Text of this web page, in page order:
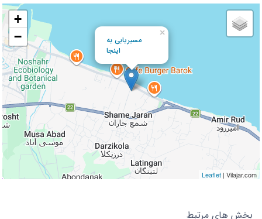
مسیریابی به
اینجا
×
+
−
Leaflet | Vilajar.com
بخش های مرتبط